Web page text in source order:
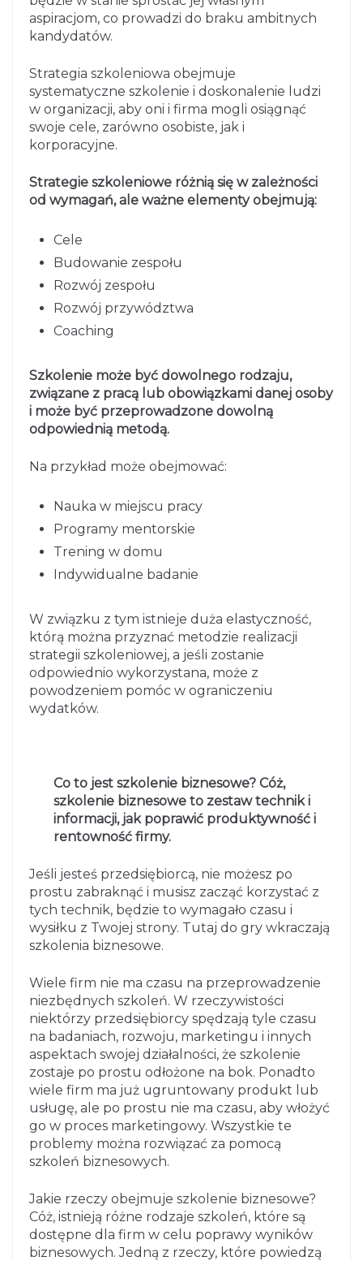
aspiracjom, co prowadzi do braku ambitnych
kandydatów.
Strategia szkoleniowa obejmuje
systematyczne szkolenie i doskonalenie ludzi
w organizacji, aby oni i firma mogli osiągnąć
swoje cele, zarówno osobiste, jak i
korporacyjne.
Strategie szkoleniowe różnią się w zależności
od wymagań, ale ważne elementy obejmują:
Cele
Budowanie zespołu
Rozwój zespołu
Rozwój przywództwa
Coaching
Szkolenie może być dowolnego rodzaju,
związane z pracą lub obowiązkami danej osoby
i może być przeprowadzone dowolną
odpowiednią metodą.
Na przykład może obejmować:
Nauka w miejscu pracy
Programy mentorskie
Trening w domu
Indywidualne badanie
W związku z tym istnieje duża elastyczność,
którą można przyznać metodzie realizacji
strategii szkoleniowej, a jeśli zostanie
odpowiednio wykorzystana, może z
powodzeniem pomóc w ograniczeniu
wydatków.
Co to jest szkolenie biznesowe? Cóż,
szkolenie biznesowe to zestaw technik i
informacji, jak poprawić produktywność i
rentowność firmy.
Jeśli jesteś przedsiębiorcą, nie możesz po
prostu zabraknąć i musisz zacząć korzystać z
tych technik, będzie to wymagało czasu i
wysiłku z Twojej strony. Tutaj do gry wkraczają
szkolenia biznesowe.
Wiele firm nie ma czasu na przeprowadzenie
niezbędnych szkoleń. W rzeczywistości
niektórzy przedsiębiorcy spędzają tyle czasu
na badaniach, rozwoju, marketingu i innych
aspektach swojej działalności, że szkolenie
zostaje po prostu odłożone na bok. Ponadto
wiele firm ma już ugruntowany produkt lub
usługę, ale po prostu nie ma czasu, aby włożyć
go w proces marketingowy. Wszystkie te
problemy można rozwiązać za pomocą
szkoleń biznesowych.
Jakie rzeczy obejmuje szkolenie biznesowe?
Cóż, istnieją różne rodzaje szkoleń, które są
dostępne dla firm w celu poprawy wyników
biznesowych. Jedną z rzeczy, które powiedzą